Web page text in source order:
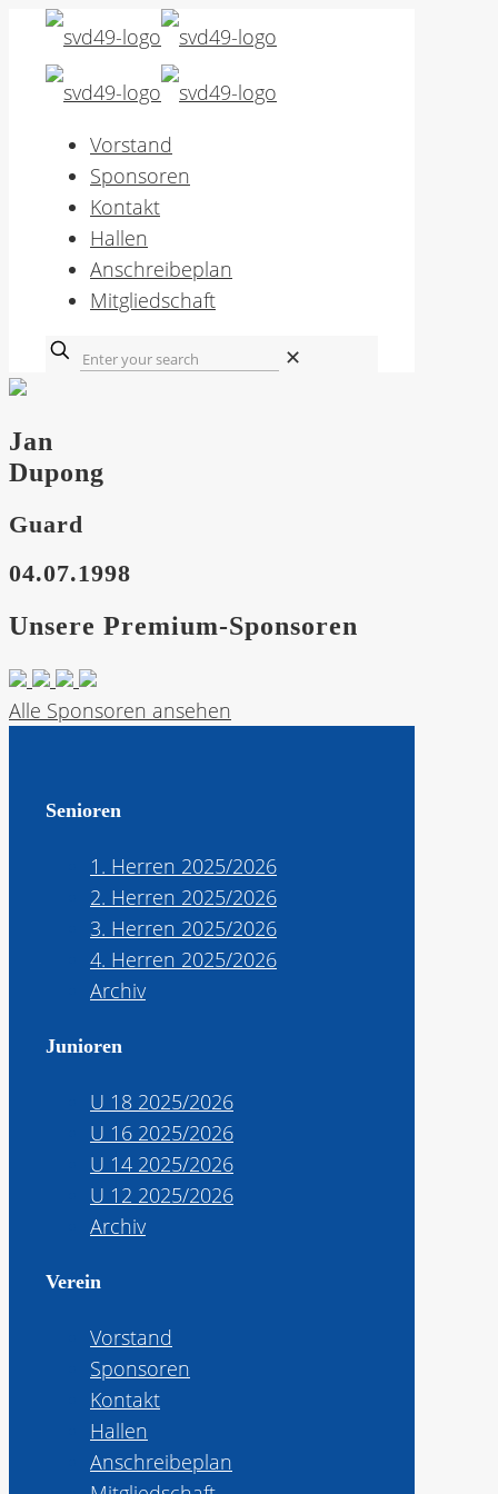
Vorstand
Sponsoren
Kontakt
Hallen
Anschreibeplan
Mitgliedschaft
✕
Jan
Dupong
Guard
04.07.1998
Unsere Premium-Sponsoren
Alle Sponsoren ansehen
Senioren
1. Herren 2025/2026
2. Herren 2025/2026
3. Herren 2025/2026
4. Herren 2025/2026
Archiv
Junioren
U 18 2025/2026
U 16 2025/2026
U 14 2025/2026
U 12 2025/2026
Archiv
Verein
Vorstand
Sponsoren
Kontakt
Hallen
Anschreibeplan